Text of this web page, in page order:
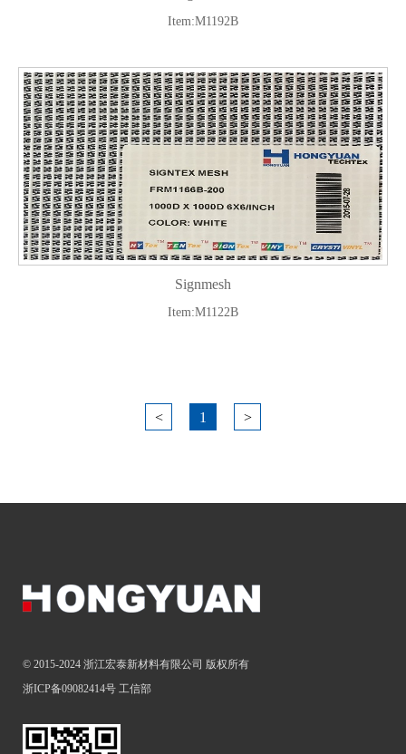
Item:M1192B
Signmesh
Item:M1122B
< 1 >
© 2015-2024 浙江宏泰新材料有限公司 版权所有
浙ICP备09082414号 工信部